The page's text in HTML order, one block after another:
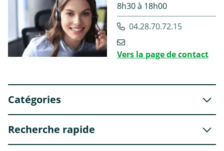
8h30 à 18h00
04.28.70.72.15
Vers la page de contact
Catégories
Recherche rapide